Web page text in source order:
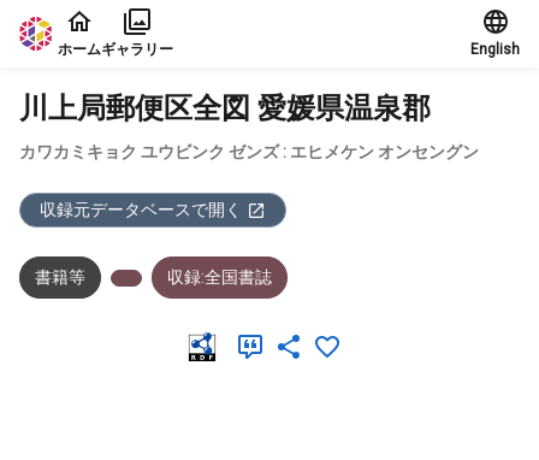
本文に飛ぶ
ホームギャラリー English
川上局郵便区全図 愛媛県温泉郡
カワカミキョク ユウビンク ゼンズ : エヒメケン オンセングン
収録元データベースで開く
書籍等 収録:全国書誌